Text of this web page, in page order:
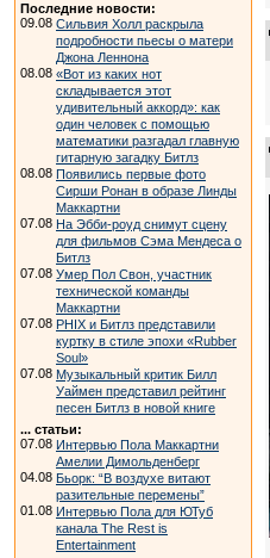
Последние новости:
09.08 Сильвия Холл раскрыла
подробности пьесы о матери
Джона Леннона
08.08 «Вот из каких нот
складывается этот
удивительный аккорд»: как
один человек с помощью
математики разгадал главную
гитарную загадку Битлз
08.08 Появились первые фото
Сирши Ронан в образе Линды
Маккартни
07.08 На Эбби-роуд снимут сцену
для фильмов Сэма Мендеса о
Битлз
07.08 Умер Пол Свон, участник
технической команды
Маккартни
07.08 PHIX и Битлз представили
куртку в стиле эпохи «Rubber
Soul»
07.08 Музыкальный критик Билл
Уаймен представил рейтинг
песен Битлз в новой книге
... статьи:
07.08 Интервью Пола Маккартни
Амелии Димольденберг
04.08 Бьорк: “В воздухе витают
разительные перемены”
01.08 Интервью Пола для ЮТуб
канала The Rest is
Entertainment